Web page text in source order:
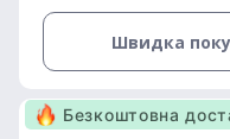
Швидка
Безкоштовна